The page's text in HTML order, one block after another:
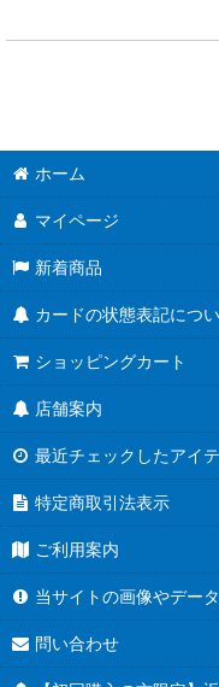
ホーム
マイページ
新着商品
カードの状態表記につ
ショッピングカート
店舗案内
最近チェックしたアイ
特定商取引法表示
ご利用案内
当サイトの画像やデー
問い合わせ